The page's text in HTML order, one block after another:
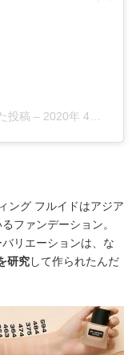
投稿 – 2020年 4月月27日午前7時05分PDT
ング フルイドはアジア
ファンデーション。
リエーションは、な
研究して作られたんだ